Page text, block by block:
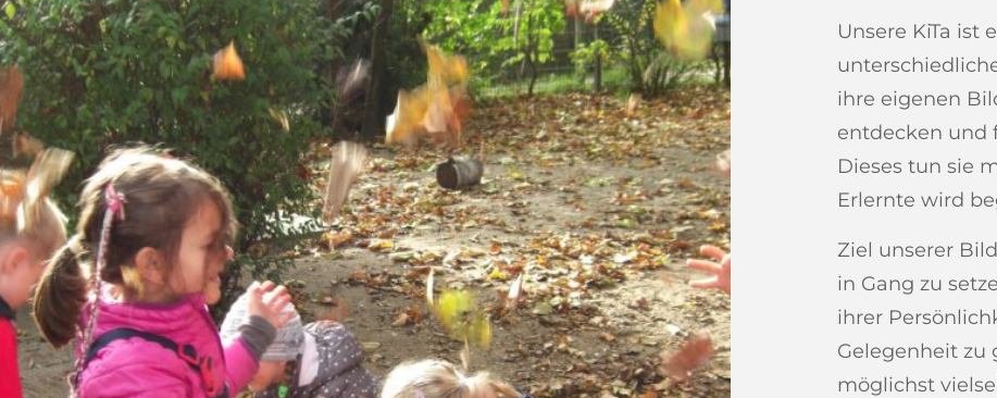
Unsere KiTa ist
ihre eigenen
entdecken und
Dieses tun sie
Erlernte wird
Ziel unserer
in Gang zu
ihrer
Gelegenheit zu
möglichst